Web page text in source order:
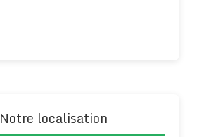
Notre localisation